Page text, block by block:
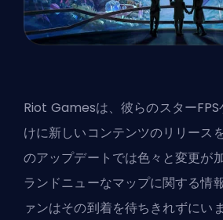
Riot Gamesは、彼らのスターFPS
けに新しいコンテンツのリリース
のアップデートでは色々と変更が
ランドニューなマップに関する情
ァンはその到着を待ちきれずにい